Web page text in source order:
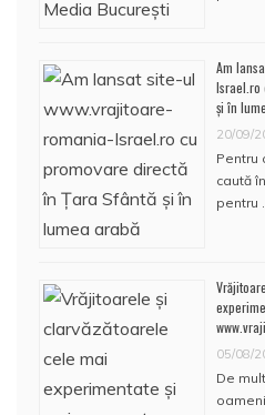
Am
Israel.ro
și în
20/09/
Pentru
caută
pentru …
05/08/
De